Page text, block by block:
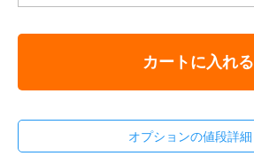
カートに入れる
オプションの値段詳細